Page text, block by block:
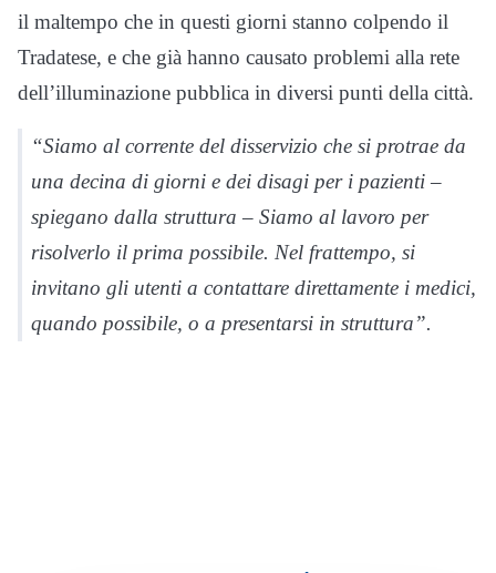
il maltempo che in questi giorni stanno colpendo il
Tradatese, e che già hanno causato problemi alla rete
dell’illuminazione pubblica in diversi punti della città.
“Siamo al corrente del disservizio che si protrae da
una decina di giorni e dei disagi per i pazienti –
spiegano dalla struttura – Siamo al lavoro per
risolverlo il prima possibile. Nel frattempo, si
invitano gli utenti a contattare direttamente i medici,
quando possibile, o a presentarsi in struttura”.